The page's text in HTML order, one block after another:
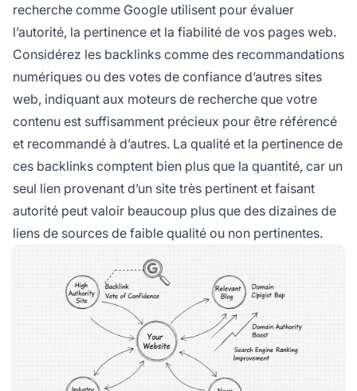
recherche comme Google utilisent pour évaluer
l’autorité, la pertinence et la fiabilité de vos pages web.
Considérez les backlinks comme des recommandations
numériques ou des votes de confiance d’autres sites
web, indiquant aux moteurs de recherche que votre
contenu est suffisamment précieux pour être référencé
et recommandé à d’autres. La qualité et la pertinence de
ces backlinks comptent bien plus que la quantité, car un
seul lien provenant d’un site très pertinent et faisant
autorité peut valoir beaucoup plus que des dizaines de
liens de sources de faible qualité ou non pertinentes.